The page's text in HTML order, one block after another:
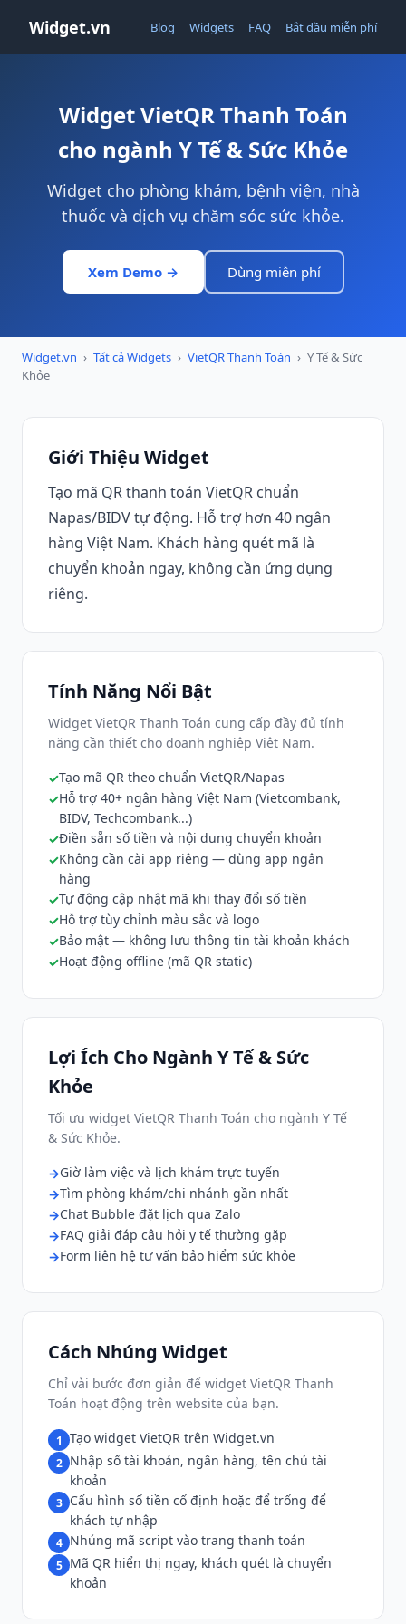
Widget.vn Blog Widgets FAQ Bắt đầu miễn phí
Widget VietQR Thanh Toán
cho ngành Y Tế & Sức Khỏe
Widget cho phòng khám, bệnh viện, nhà
thuốc và dịch vụ chăm sóc sức khỏe.
Xem Demo → Dùng miễn phí
Widget.vn › Tất cả Widgets › VietQR Thanh Toán › Y Tế & Sức
Khỏe
Giới Thiệu Widget
Tạo mã QR thanh toán VietQR chuẩn
Napas/BIDV tự động. Hỗ trợ hơn 40 ngân
hàng Việt Nam. Khách hàng quét mã là
chuyển khoản ngay, không cần ứng dụng
riêng.
Tính Năng Nổi Bật
Widget VietQR Thanh Toán cung cấp đầy đủ tính
năng cần thiết cho doanh nghiệp Việt Nam.
Tạo mã QR theo chuẩn VietQR/Napas
Hỗ trợ 40+ ngân hàng Việt Nam (Vietcombank,
BIDV, Techcombank...)
Điền sẵn số tiền và nội dung chuyển khoản
Không cần cài app riêng — dùng app ngân
hàng
Tự động cập nhật mã khi thay đổi số tiền
Hỗ trợ tùy chỉnh màu sắc và logo
Bảo mật — không lưu thông tin tài khoản khách
Hoạt động offline (mã QR static)
Lợi Ích Cho Ngành Y Tế & Sức
Khỏe
Tối ưu widget VietQR Thanh Toán cho ngành Y Tế
& Sức Khỏe.
Giờ làm việc và lịch khám trực tuyến
Tìm phòng khám/chi nhánh gần nhất
Chat Bubble đặt lịch qua Zalo
FAQ giải đáp câu hỏi y tế thường gặp
Form liên hệ tư vấn bảo hiểm sức khỏe
Cách Nhúng Widget
Chỉ vài bước đơn giản để widget VietQR Thanh
Toán hoạt động trên website của bạn.
1 Tạo widget VietQR trên Widget.vn
2 Nhập số tài khoản, ngân hàng, tên chủ tài
khoản
3 Cấu hình số tiền cố định hoặc để trống để
khách tự nhập
4 Nhúng mã script vào trang thanh toán
5 Mã QR hiển thị ngay, khách quét là chuyển
khoản